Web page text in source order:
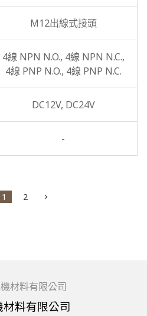
M12出線式接頭
4線 NPN N.O., 4線 NPN N.C.,
4線 PNP N.O., 4線 PNP N.C.
DC12V, DC24V
-
1 2
料有限公司